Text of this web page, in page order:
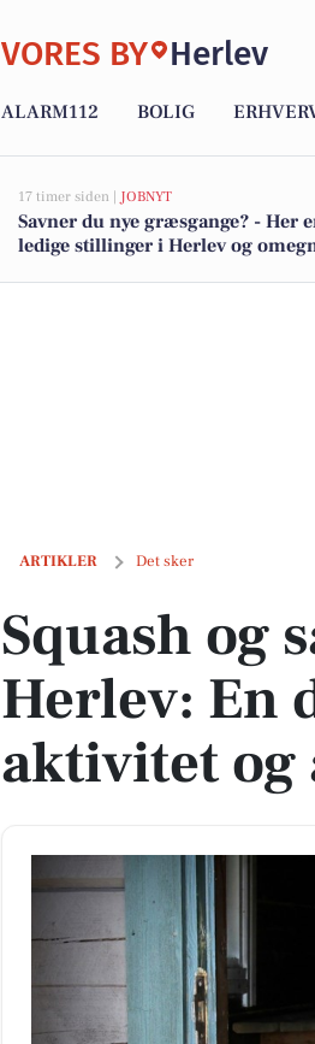
VORES BY Herlev
ALARM112 BOLIG
17 timer siden | JOBNYT
Savner du nye græsgange? - Her
ledige stillinger i Herlev og
ARTIKLER Det sker
Squash og saunagus i Herlev: En
Squash og
Herlev: En
aktivitet og